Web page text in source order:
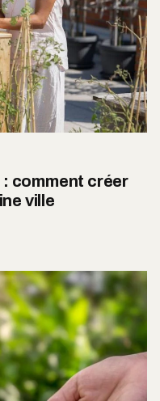
comment créer
ville